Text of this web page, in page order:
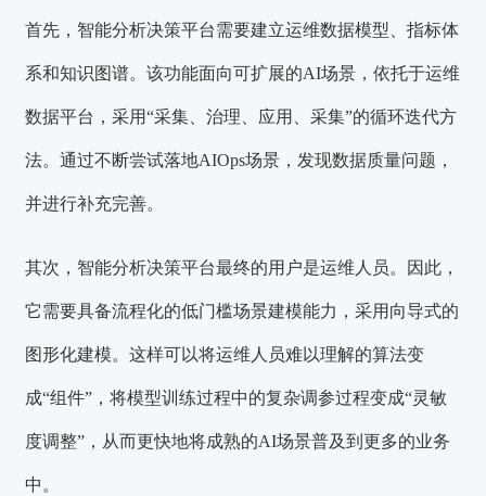
首先，智能分析决策平台需要建立运维数据模型、指标体
系和知识图谱。该功能面向可扩展的AI场景，依托于运维
数据平台，采用“采集、治理、应用、采集”的循环迭代方
法。通过不断尝试落地AIOps场景，发现数据质量问题，
并进行补充完善。
其次，智能分析决策平台最终的用户是运维人员。因此，
它需要具备流程化的低门槛场景建模能力 ，采用 向导式的
图形化建模。这样可以将运维人员难以理解的算法变
成“组件”，将模型训练过程中的复杂调参过程变成“灵敏
度调整”，从而更快地将成熟的AI场景普及到更多的业务
中。